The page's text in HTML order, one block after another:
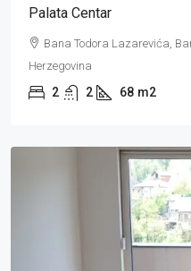
Palata Centar
Bana Todora Lazarevića,
Herzegovina
2 2 68 m2